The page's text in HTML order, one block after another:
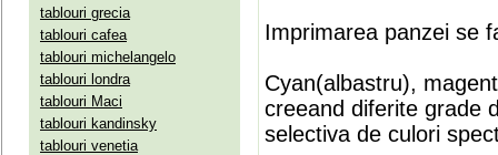
tablouri grecia
tablouri cafea
tablouri michelangelo
tablouri londra
tablouri Maci
tablouri kandinsky
tablouri venetia
Imprimarea panzei se
Cyan(albastru),
creeand diferite grade
selectiva de culori